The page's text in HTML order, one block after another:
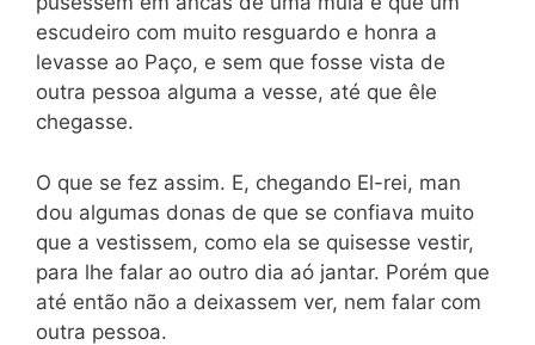
escudeiro com muito resguardo e honra a
levasse ao Paço, e sem que fosse vista de
outra pessoa alguma a vesse, até que êle
chegasse.
O que se fez assim. E, chegando El-rei, man
dou algumas donas de que se confiava muito
que a vestissem, como ela se quisesse vestir,
para lhe falar ao outro dia aó jantar. Porém que
até então não a deixassem ver, nem falar com
outra pessoa.